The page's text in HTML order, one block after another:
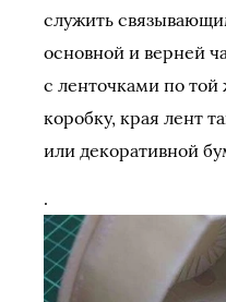
служить
основной и верней
с ленточками по той
коробку, края лент
или декоративной
.